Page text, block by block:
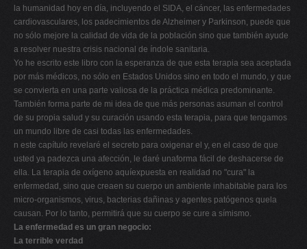
la humanidad hoy en día, incluyendo el SIDA, el cáncer, las enfermedades
cardiovasculares, los padecimientos de Alzheimer y Parkinson, puede que
no sólo mejore la calidad de vida de la población sino que también ayude
a resolver nuestra crisis nacional de índole sanitaria.
Yo he escrito este libro con la esperanza de que esta terapia sea aceptada
por más médicos, no sólo en Estados Unidos sino en todo el mundo, y que
se convierta en una parte valiosa de la práctica médica predominante.
También forma parte de mi idea de que más personas asuman el control
de su propia salud y su curación usando esta terapia, para que tengamos
un mundo libre de casi todas las enfermedades.
n este capítulo revelaré el secreto para oxigenar el y, en el caso de que
usted ya padezca una afección, le daré unaforma fácil de deshacerse de
ella. La terapia de oxígeno aquíexpuesta en realidad no "cura" la
enfermedad, sino que creaen su cuerpo un ambiente inhabitable para los
micro-organismos, virus, bacterias dañinas y agentes patógenos quela
causan. Por lo tanto, permitirá que su cuerpo se cure a símismo.
La enfermedad es un gran negocio:
La terrible verdad